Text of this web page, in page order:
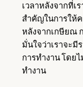
เวลาหลังจากที่เ
สำคัญในการให้ค
หลังจากเกษียณ
มั่นใจว่าเราจะมี
การทำงาน โดย
ทำงาน